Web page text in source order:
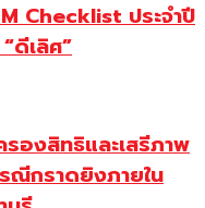
Checklist ประจำปี
ดีเลิศ”
องสิทธิและเสรีภาพ
ณีกราดยิงภายใน